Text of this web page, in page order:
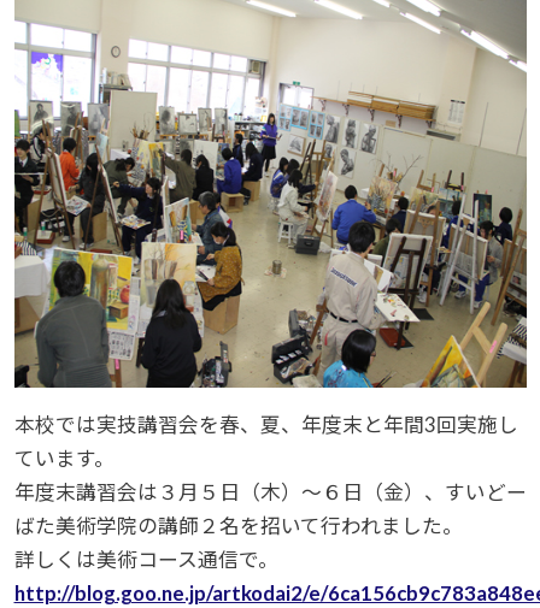
本校では実技講習会を春、夏、年度末と年間3回実施し
ています。
年度末講習会は３月５日（木）～６日（金）、すいどー
ばた美術学院の講師２名を招いて行われました。
詳しくは美術コース通信で。
http://blog.goo.ne.jp/artkodai2/e/